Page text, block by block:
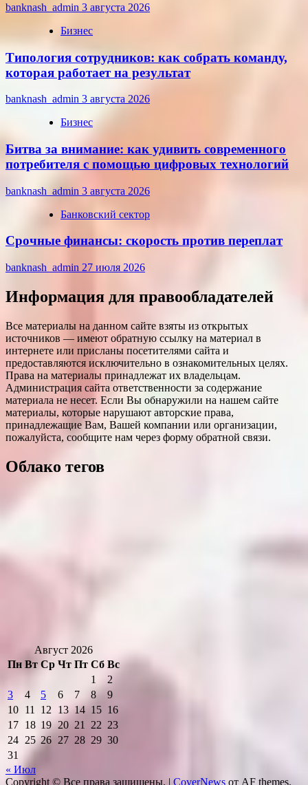
banknash_admin 3 августа 2026
Бизнес
Типология сотрудников: как собрать команду,
которая работает на результат
banknash_admin 3 августа 2026
Бизнес
Битва за внимание: как удивить современного
потребителя с помощью цифровых технологий
banknash_admin 3 августа 2026
Банковский сектор
Срочные финансы: скорость против переплат
banknash_admin 27 июля 2026
Информация для правообладателей
Все материалы на данном сайте взяты из открытых
источников — имеют обратную ссылку на материал в
интернете или присланы посетителями сайта и
предоставляются исключительно в ознакомительных целях.
Права на материалы принадлежат их владельцам.
Администрация сайта ответственности за содержание
материала не несет. Если Вы обнаружили на нашем сайте
материалы, которые нарушают авторские права,
принадлежащие Вам, Вашей компании или организации,
пожалуйста, сообщите нам через форму обратной связи.
Облако тегов
Август 2026
Пн Вт Ср Чт Пт Сб Вс
1
2
3
4 5 6 7 8
9
10 11 12 13 14 15 16
17 18 19 20 21 22 23
24 25 26 27 28 29 30
31
« Июл
Copyright © Все права защищены. | CoverNews от AF themes.